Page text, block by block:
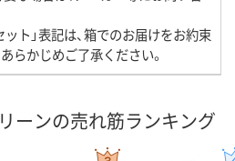
ット」表記は、箱でのお届けをお約束
らかじめご了承ください。
ーンの売れ筋ランキング